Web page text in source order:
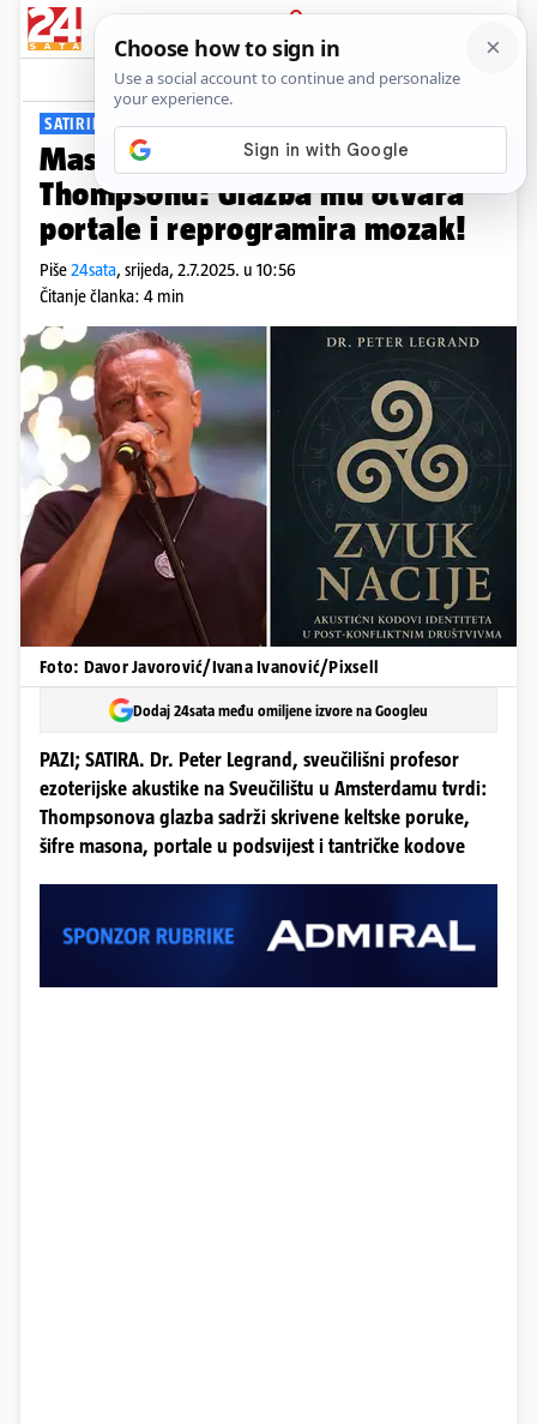
PRIJAVA
Viral Komentari
SATIRIKON
Masoni žele zabraniti knjigu o
Thompsonu: Glazba mu otvara
portale i reprogramira mozak!
Piše24sata, srijeda, 2.7.2025. u 10:56
Čitanje članka: 4 min
Foto: Davor Javorović/Ivana Ivanović/Pixsell
Dodaj 24sata među omiljene izvore na Googleu
PAZI; SATIRA. Dr. Peter Legrand, sveučilišni profesor
ezoterijske akustike na Sveučilištu u Amsterdamu tvrdi:
Thompsonova glazba sadrži skrivene keltske poruke,
šifre masona, portale u podsvijest i tantričke kodove